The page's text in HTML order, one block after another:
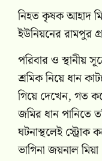
নিহত কৃষক আহাদ
ইউনিয়নের রামপুর
পরিবার ও স্থানীয়
শ্রমিক নিয়ে ধান
গিয়ে দেখেন, গত
জমির ধান পানিতে
ঘটনাস্থলেই স্ট্রোক
ভাগিনা জয়নাল